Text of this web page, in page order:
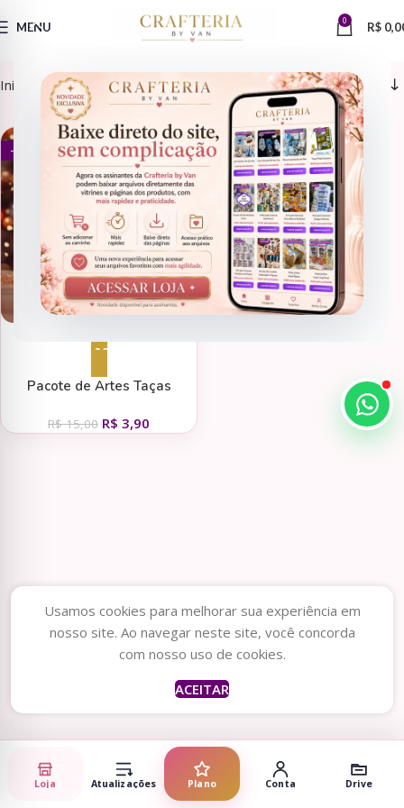
MENU 0 R$
Início Sublimação > Taças
DATAS COMEMORATIVAS
- 74%
Adicionar ao carrinho
Pacote de Artes Taças
(Vintage)
R$15,00 R$ 3,90
Usamos cookies para melhorar sua experiência em
nosso site. Ao navegar neste site, você concorda
com nosso uso de cookies.
ACEITAR
Loja Atualizações Plano Conta Drive